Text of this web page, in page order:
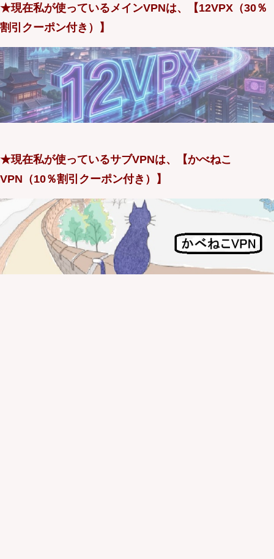
★現在私が使っているメインVPNは、【12VPX（30％
割引クーポン付き）】
★現在私が使っているサブVPNは、【かべねこ
VPN（10％割引クーポン付き）】